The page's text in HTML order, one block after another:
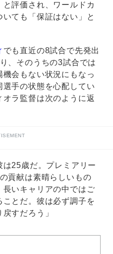
評価され、ワールドカ
ても「保証はない」と
でも直近の8試合で先発出
、そのうちの3試合では
会もない状況にもなっ
手の状態を心配してい
ラ監督は次のように返
は25歳だ。プレミアリー
貢献は素晴らしいもの
いキャリアの中ではご
ことだ。彼は必ず調子を
すだろう」